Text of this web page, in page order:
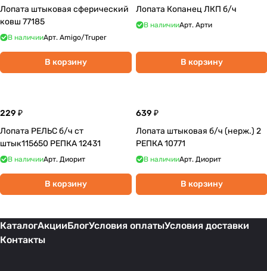
Лопата штыковая сферический
ковш 77185
В наличииАрт. Amigo/Truper
В корзину
Лопата Копанец ЛКП б/ч
В наличииАрт. Арти
В корзину
229 ₽
Лопата РЕЛЬС б/ч ст
штык115650 РЕПКА 12431
В наличииАрт. Диорит
В корзину
639 ₽
Лопата штыковая б/ч (нерж.) 2
РЕПКА 10771
В наличииАрт. Диорит
В корзину
КаталогАкцииБлогУсловия оплатыУсловия доставки
Контакты